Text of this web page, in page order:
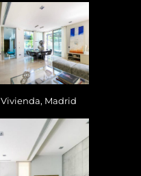
Vivienda, Madrid